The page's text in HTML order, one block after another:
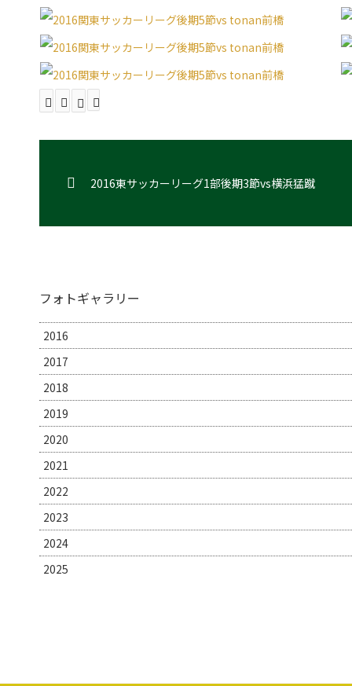
2016東サッカーリーグ1部後期3節vs横浜猛蹴
フォトギャラリー
2016
2017
2018
2019
2020
2021
2022
2023
2024
2025